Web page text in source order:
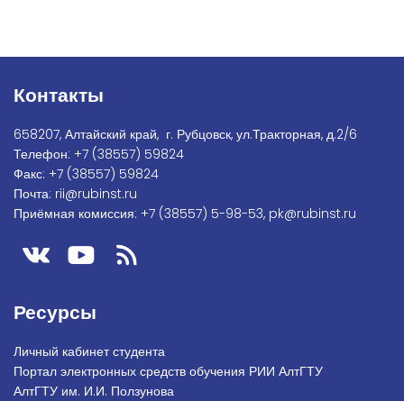
Контакты
658207, Алтайский край, г. Рубцовск, ул.Тракторная, д.2/6
Телефон: +7 (38557) 59824
Факс: +7 (38557) 59824
Почта: rii@rubinst.ru
Приёмная комиссия: +7 (38557) 5-98-53, pk@rubinst.ru
Ресурсы
Личный кабинет студента
Портал электронных средств обучения РИИ АлтГТУ
АлтГТУ им. И.И. Ползунова